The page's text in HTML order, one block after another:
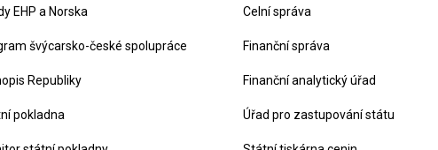
EHP a Norska
švýcarsko-české spolupráce
Republiky
pokladna
Celní správa
Finanční správa
Finanční analytický úřad
Úřad pro zastupování státu